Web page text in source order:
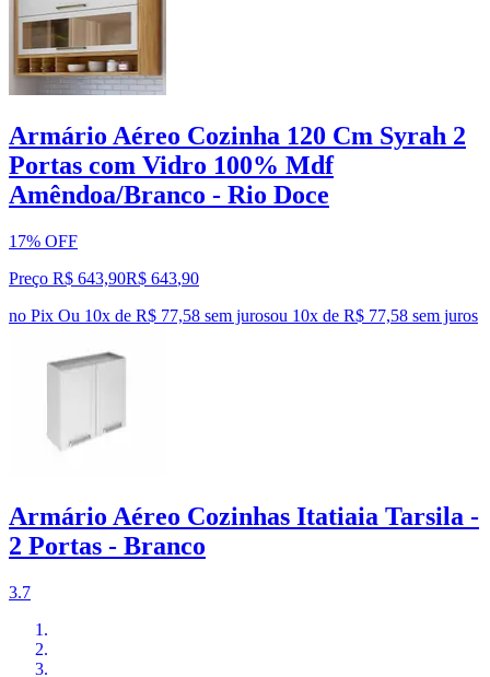
Armário Aéreo Cozinha 120 Cm Syrah 2
Portas com Vidro 100% Mdf
Amêndoa/Branco - Rio Doce
17% OFF
Preço R$ 643,90R$ 643,90
no Pix Ou 10x de R$ 77,58 sem jurosou 10x de R$ 77,58 sem juros
Armário Aéreo Cozinhas Itatiaia Tarsila -
2 Portas - Branco
3.7